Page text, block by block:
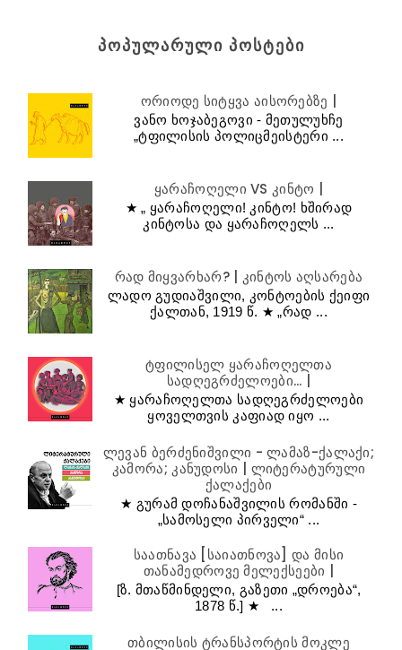
ᲞᲝᲞᲣᲚᲐᲠᲣᲚᲘ ᲞᲝᲡᲢᲔᲑᲘ
ორიოდე სიტყვა აისორებზე |
ვანო ხოჯაბეგოვი - მეთულუხჩე
„ტფილისის პოლიცმეისტერი ...
ყარაჩოღელი VS კინტო |
★ „ ყარაჩოღელი! კინტო! ხშირად
კინტოსა და ყარაჩოღელს ...
რად მიყვარხარ? | კინტოს აღსარება
ლადო გუდიაშვილი, კონტოების ქეიფი
ქალთან, 1919 წ. ★ „რად ...
ტფილისელ ყარაჩოღელთა
სადღეგრძელოები... |
★ ყარაჩოღელთა სადღეგრძელოები
ყოველთვის კაფიად იყო ...
ლევან ბერძენიშვილი - ლამაზ-ქალაქი;
კამორა; კანუდოსი | ლიტერატურული
ქალაქები
★ გურამ დოჩანაშვილის რომანში -
„სამოსელი პირველი“ ...
საათნავა [საიათნოვა] და მისი
თანამედროვე მელექსეები |
[ზ. მთაწმინდელი, გაზეთი „დროება“,
1878 წ.] ★ ...
თბილისის ტრანსპორტის მოკლე